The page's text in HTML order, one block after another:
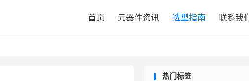
首页 元器件资讯 选型指南 联系我们
热门标签